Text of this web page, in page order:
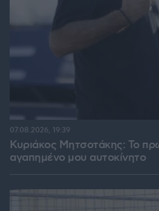
Κυριάκος Μητσοτάκης: Το
αγαπημένο μου αυτοκίνητο
07.08.2026, 19:39